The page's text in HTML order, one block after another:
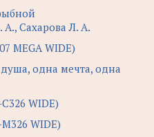
Сахарова Л. А.
MEGA WIDE)
одна мечта, одна
WIDE)
WIDE)